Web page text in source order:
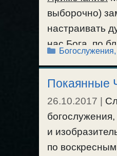
выборочно)
настраивать
нас Бога, по
во
#молитва
Рубрики
Покаянные
26.10.2017 |
и
по